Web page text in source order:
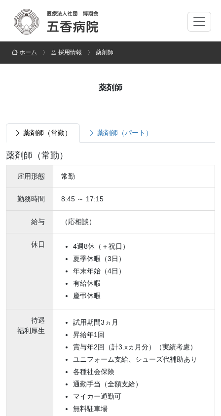
ホーム 採用情報 薬剤師
薬剤師
薬剤師（常勤） 薬剤師（パート）
薬剤師（常勤）
雇用形態 常勤
勤務時間 8:45 ～ 17:15
給与 （応相談）
休日
4週8休（＋祝日）
夏季休暇（3日）
年末年始（4日）
有給休暇
慶弔休暇
待遇
福利厚生
試用期間3ヵ月
昇給年1回
賞与年2回（計3.xヵ月分）（実績考慮）
ユニフォーム支給、シューズ代補助あり
各種社会保険
通勤手当（全額支給）
マイカー通勤可
無料駐車場